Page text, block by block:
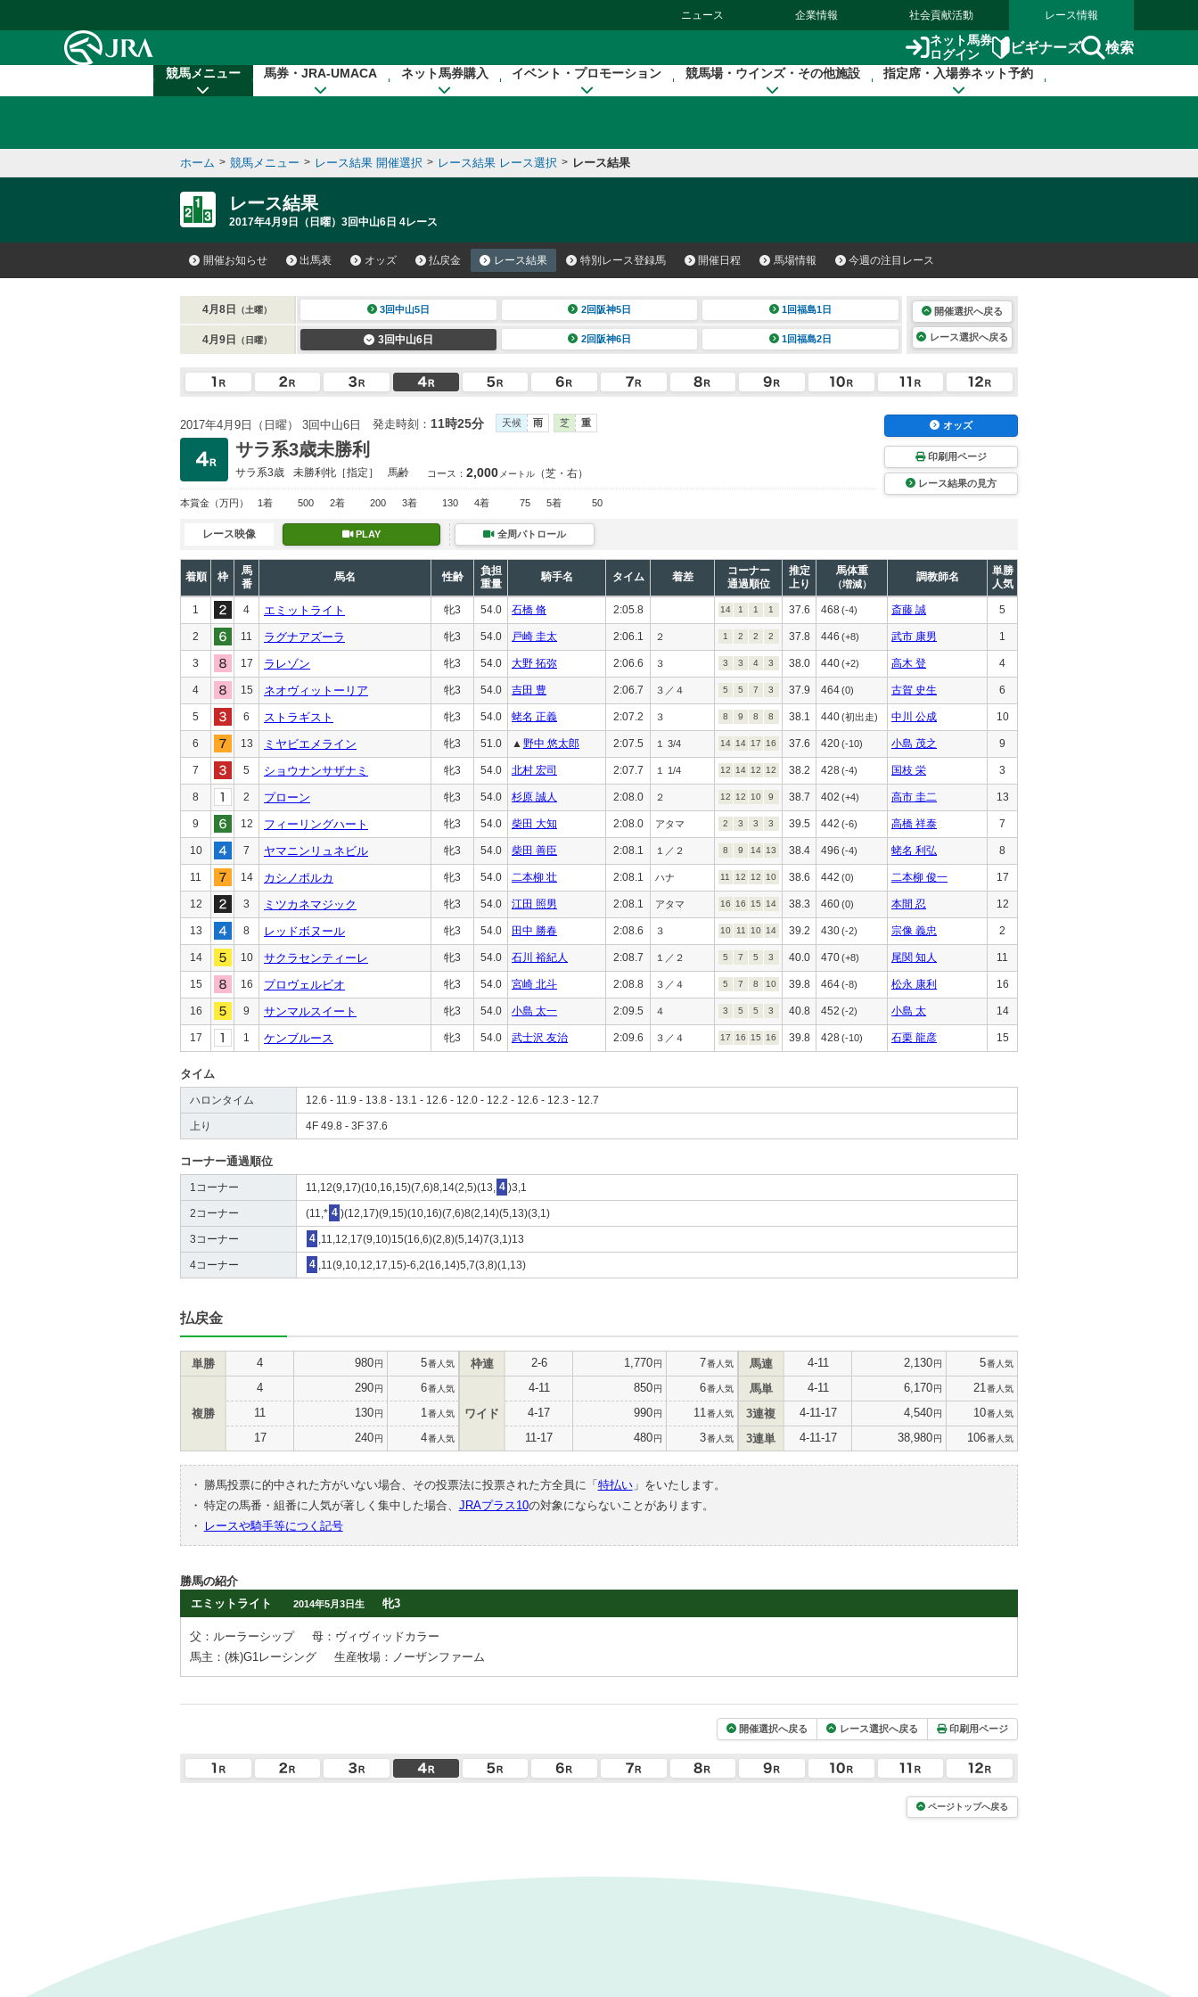
ニュース 企業情報 社会貢献活動 レース情報
ネット馬券
ログイン
ビギナーズ 検索
競馬メニュー 馬券・JRA-UMACA ネット馬券購入 イベント・プロモーション 競馬場・ウインズ・その他施設 指定席・入場券ネット予約
ホーム > 競馬メニュー > レース結果 開催選択 > レース結果 レース選択 > レース結果
レース結果
2017年4月9日（日曜）3回中山6日 4レース
開催お知らせ 出馬表 オッズ 払戻金 レース結果 特別レース登録馬 開催日程 馬場情報 今週の注目レース
4月8日 （土曜） 3回中山5日 2回阪神5日 1回福島1日
4月9日 （日曜） 3回中山6日 2回阪神6日 1回福島2日
開催選択へ戻る
レース選択へ戻る
2017年4月9日（日曜） 3回中山6日 発走時刻： 11時25分 天候 雨 芝 重
サラ系3歳未勝利
サラ系3歳 未勝利牝［指定］ 馬齢 コース： 2,000 メートル （芝・右）
本賞金 （万円） 1着 500 2着 200 3着 130 4着 75 5着 50
オッズ
印刷用ページ
レース結果の見方
レース映像 PLAY 全周パトロール
着順 枠
馬
番
馬名 性齢
負担
重量
騎手名 タイム 着差
コーナー
通過順位
推定
上り
馬体重
（増減）
調教師名
単勝
人気
1 4 エミットライト 牝3 54.0 石橋 脩 2:05.8 14 1 1 1 37.6 468(-4) 斎藤 誠 5
2 11 ラグナアズーラ 牝3 54.0 戸崎 圭太 2:06.1 ２ 1 2 2 2 37.8 446 (+8) 武市 康男 1
3 17 ラレゾン 牝3 54.0 大野 拓弥 2:06.6 ３ 3 3 4 3 38.0 440(+2) 高木 登 4
4 15 ネオヴィットーリア 牝3 54.0 吉田 豊 2:06.7 ３／４ 5 5 7 3 37.9 464(0) 古賀 史生 6
5 6 ストラギスト 牝3 54.0 蛯名 正義 2:07.2 ３ 8 9 8 8 38.1 440(初出走) 中川 公成 10
6 13 ミヤビエメライン 牝3 51.0 ▲ 野中 悠太郎 2:07.5 １ 3/4 14 14 17 16 37.6 420(-10) 小島 茂之 9
7 5 ショウナンサザナミ 牝3 54.0 北村 宏司 2:07.7 １ 1/4 12 14 12 12 38.2 428(-4) 国枝 栄 3
8 2 プローン 牝3 54.0 杉原 誠人 2:08.0 ２ 12 12 10 9 38.7 402 (+4) 高市 圭二 13
9 12 フィーリングハート 牝3 54.0 柴田 大知 2:08.0 アタマ 2 3 3 3 39.5 442 (-6) 高橋 祥泰 7
10 7 ヤマニンリュネビル 牝3 54.0 柴田 善臣 2:08.1 １／２ 8 9 14 13 38.4 496 (-4) 蛯名 利弘 8
11 14 カシノポルカ 牝3 54.0 二本柳 壮 2:08.1 ハナ 11 12 12 10 38.6 442 (0) 二本柳 俊一 17
12 3 ミツカネマジック 牝3 54.0 江田 照男 2:08.1 アタマ 16 16 15 14 38.3 460(0) 本間 忍 12
13 8 レッドボヌール 牝3 54.0 田中 勝春 2:08.6 ３ 10 11 10 14 39.2 430(-2) 宗像 義忠 2
14 10 サクラセンティーレ 牝3 54.0 石川 裕紀人 2:08.7 １／２ 5 7 5 3 40.0 470(+8) 尾関 知人 11
15 16 プロヴェルビオ 牝3 54.0 宮崎 北斗 2:08.8 ３／４ 5 7 8 10 39.8 464(-8) 松永 康利 16
16 9 サンマルスイート 牝3 54.0 小島 太一 2:09.5 ４ 3 5 5 3 40.8 452 (-2) 小島 太 14
17 1 ケンブルース 牝3 54.0 武士沢 友治 2:09.6 ３／４ 17 16 15 16 39.8 428(-10) 石栗 龍彦 15
タイム
ハロンタイム 12.6 - 11.9 - 13.8 - 13.1 - 12.6 - 12.0 - 12.2 - 12.6 - 12.3 - 12.7
上り 4F 49.8 - 3F 37.6
コーナー通過順位
1コーナー 11,12(9,17)(10,16,15)(7,6)8,14(2,5)(13, 4 )3,1
2コーナー (11,* 4 )(12,17)(9,15)(10,16)(7,6)8(2,14)(5,13)(3,1)
3コーナー 4 ,11,12,17(9,10)15(16,6)(2,8)(5,14)7(3,1)13
4コーナー 4 ,11(9,10,12,17,15)-6,2(16,14)5,7(3,8)(1,13)
払戻金
単勝 4 980円 5番人気
複勝
4 290円 6番人気
11 130円 1 番人気
17 240円 4番人気
枠連 2-6 1,770円 7番人気
ワイド
4-11 850円 6番人気
4-17 990円 11 番人気
11-17 480円 3番人気
馬連 4-11 2,130円 5番人気
馬単 4-11 6,170円 21 番人気
3連複 4-11-17 4,540円 10番人気
3連単 4-11-17 38,980円 106番人気
・ 勝馬投票に的中された方がいない場合、その投票法に投票された方全員に「 特払い」をいたします。
・ 特定の馬番・組番に人気が著しく集中した場合、 JRAプラス10の対象にならないことがあります。
・
レースや騎手等につく記号
勝馬の紹介
エミットライト
2014年5月3日生 牝3
父：ルーラーシップ
母：ヴィヴィッドカラー
馬主：(株)G1レーシング
生産牧場：ノーザンファーム
開催選択へ戻る レース選択へ戻る 印刷用ページ
ページトップへ戻る